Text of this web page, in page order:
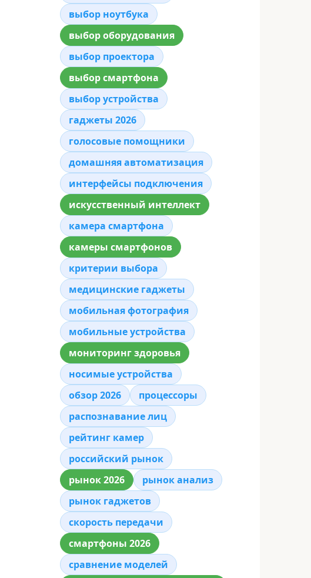
выбор ноутбука
выбор оборудования
выбор проектора
выбор смартфона
выбор устройства
гаджеты 2026
голосовые помощники
домашняя автоматизация
интерфейсы подключения
искусственный интеллект
камера смартфона
камеры смартфонов
критерии выбора
медицинские гаджеты
мобильная фотография
мобильные устройства
мониторинг здоровья
носимые устройства
обзор 2026
процессоры
распознавание лиц
рейтинг камер
российский рынок
рынок 2026
рынок анализ
рынок гаджетов
скорость передачи
смартфоны 2026
сравнение моделей